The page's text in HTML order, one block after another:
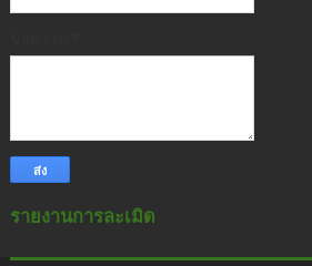
รายงานการละเมิด